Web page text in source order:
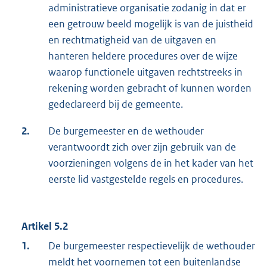
administratieve organisatie zodanig in dat er
een getrouw beeld mogelijk is van de juistheid
en rechtmatigheid van de uitgaven en
hanteren heldere procedures over de wijze
waarop functionele uitgaven rechtstreeks in
rekening worden gebracht of kunnen worden
gedeclareerd bij de gemeente.
2.
De burgemeester en de wethouder
verantwoordt zich over zijn gebruik van de
voorzieningen volgens de in het kader van het
eerste lid vastgestelde regels en procedures.
Artikel 5.2
1.
De burgemeester respectievelijk de wethouder
meldt het voornemen tot een buitenlandse